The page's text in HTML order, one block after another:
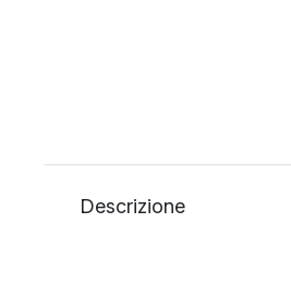
Descrizione